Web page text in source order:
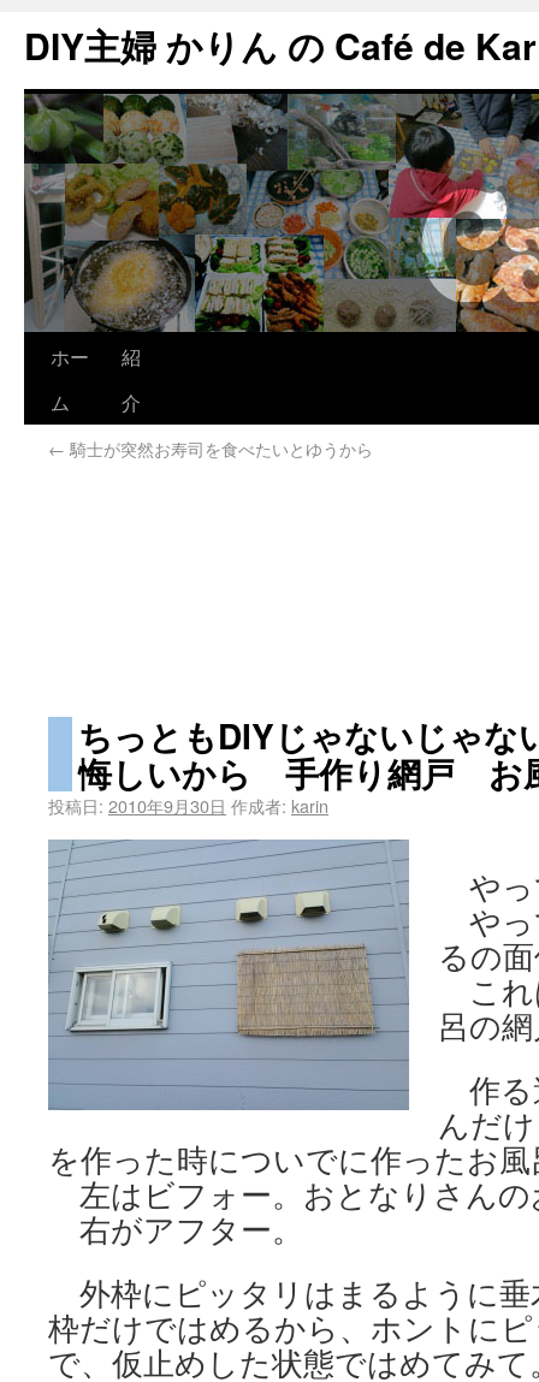
DIY主婦 かりん の Café de
ホー
ム
紹
介
← 騎士が突然お寿司を食べたいとゆうから
ちっともDIYじゃないじゃな
悔しいから 手作り網戸 お
投稿日: 2010年9月30日 作成者: karin
やっ
やっ
るの
これ
呂の
作る
んだ
を作った時についでに作ったお風
左はビフォー。おとなりさんの
右がアフター。
外枠にピッタリはまるように
枠だけではめるから、ホントに
で、仮止めした状態ではめてみて